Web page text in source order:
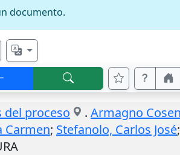
documento.
del proceso . Armagno
Carmen; Stefanolo, Carlos José;